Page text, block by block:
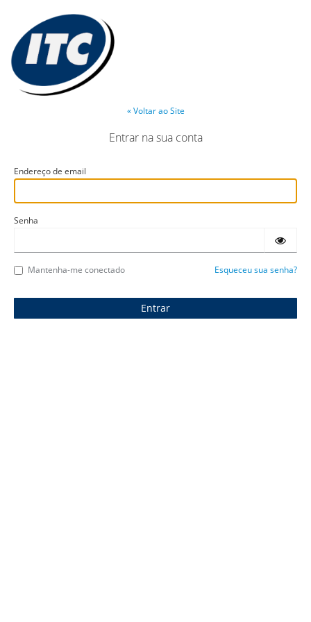
« Voltar ao Site
Entrar na sua conta
Endereço de email
Senha
Mantenha-me conectado Esqueceu sua senha?